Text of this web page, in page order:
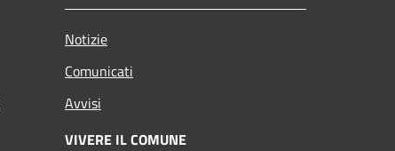
Notizie
Comunicati
Avvisi
VIVERE IL COMUNE